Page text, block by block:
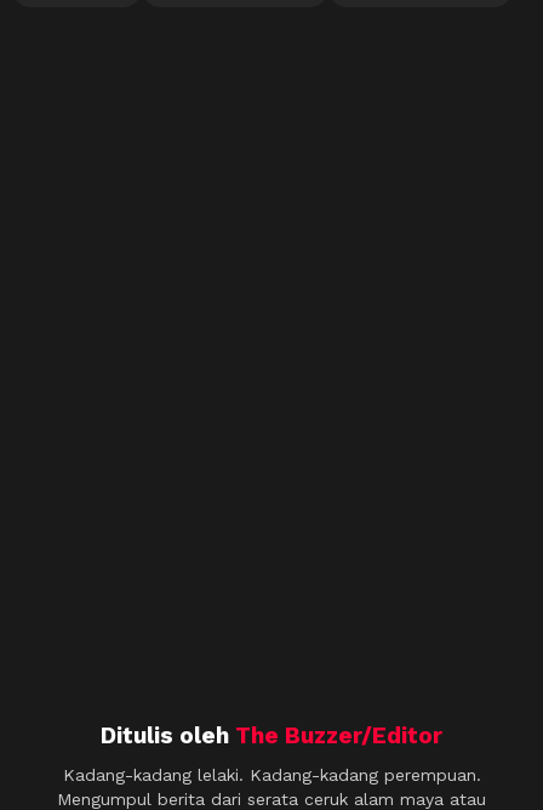
Ditulis oleh The Buzzer/Editor
Kadang-kadang lelaki. Kadang-kadang perempuan.
Mengumpul berita dari serata ceruk alam maya atau